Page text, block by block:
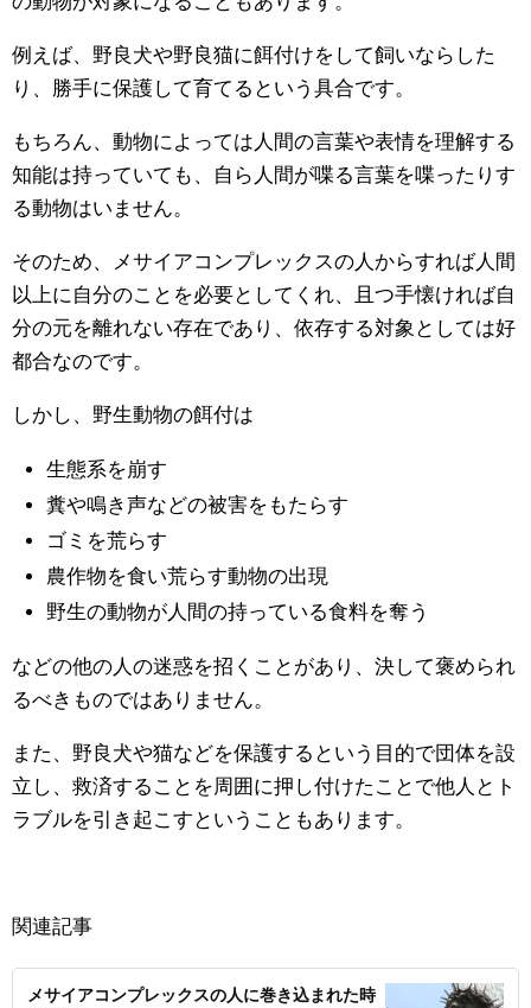
例えば、野良犬や野良猫に餌付けをして飼いならした
り、勝手に保護して育てるという具合です。
もちろん、動物によっては人間の言葉や表情を理解する
知能は持っていても、自ら人間が喋る言葉を喋ったりす
る動物はいません。
そのため、メサイアコンプレックスの人からすれば人間
以上に自分のことを必要としてくれ、且つ手懐ければ自
分の元を離れない存在であり、依存する対象としては好
都合なのです。
しかし、野生動物の餌付は
生態系を崩す
糞や鳴き声などの被害をもたらす
ゴミを荒らす
農作物を食い荒らす動物の出現
野生の動物が人間の持っている食料を奪う
などの他の人の迷惑を招くことがあり、決して褒められ
るべきものではありません。
また、野良犬や猫などを保護するという目的で団体を設
立し、救済することを周囲に押し付けたことで他人とト
ラブルを引き起こすということもあります。
関連記事
メサイアコンプレックスの人に巻き込まれた時